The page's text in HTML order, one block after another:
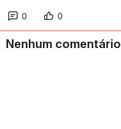
0 0
Nenhum comentário